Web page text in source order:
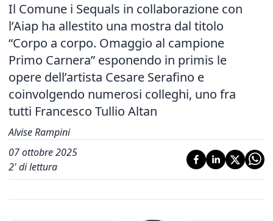
Il Comune i Sequals in collaborazione con
l’Aiap ha allestito una mostra dal titolo
“Corpo a corpo. Omaggio al campione
Primo Carnera” esponendo in primis le
opere dell’artista Cesare Serafino e
coinvolgendo numerosi colleghi, uno fra
tutti Francesco Tullio Altan
Alvise Rampini
07 ottobre 2025
2' di lettura